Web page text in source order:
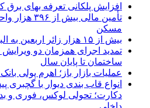
افزایش پلکانی تعرفه بهای
تأمین مالی
مسکن
بیش از ۱۵ هزار زائر اربعین به البرز بازگشتند
ساختمان تا پایان سال
عملیات بازار باز؛ اهرم پولی
انواع قاب بندی دیوار با گچبری
دکارت؛ تحولی لوکس، فوری و
داخلی